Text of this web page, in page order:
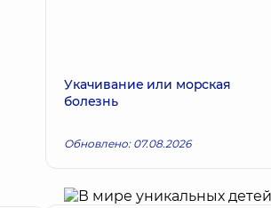
Укачивание или морская
болезнь
Обновлено: 07.08.2026